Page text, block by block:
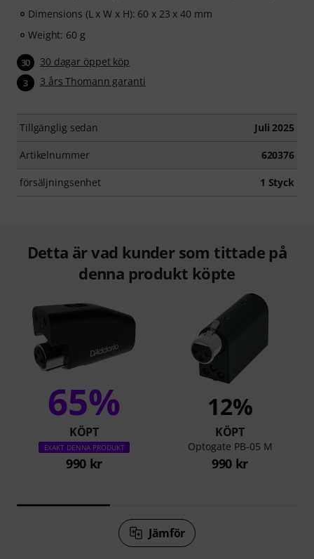
Dimensions (L x W x H): 60 x 23 x 40 mm
Weight: 60 g
30 30 dagar öppet köp
3 3 års Thomann garanti
Tillgänglig sedan Juli 2025
Artikelnummer 620376
försäljningsenhet 1 Styck
Detta är vad kunder som tittade på
denna produkt köpte
65%
KÖPT
EXAKT DENNA PRODUKT
990 kr
12%
KÖPT
Optogate PB-05 M
990 kr
Jämför